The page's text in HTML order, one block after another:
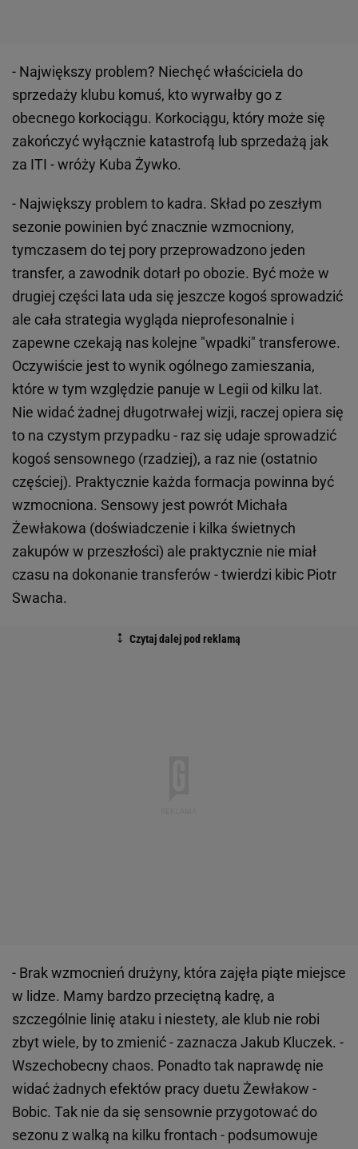
- Największy problem? Niechęć właściciela do
sprzedaży klubu komuś, kto wyrwałby go z
obecnego korkociągu. Korkociągu, który może się
zakończyć wyłącznie katastrofą lub sprzedażą jak
za ITI - wróży Kuba Żywko.
- Największy problem to kadra. Skład po zeszłym
sezonie powinien być znacznie wzmocniony,
tymczasem do tej pory przeprowadzono jeden
transfer, a zawodnik dotarł po obozie. Być może w
drugiej części lata uda się jeszcze kogoś sprowadzić
ale cała strategia wygląda nieprofesonalnie i
zapewne czekają nas kolejne "wpadki" transferowe.
Oczywiście jest to wynik ogólnego zamieszania,
które w tym względzie panuje w Legii od kilku lat.
Nie widać żadnej długotrwałej wizji, raczej opiera się
to na czystym przypadku - raz się udaje sprowadzić
kogoś sensownego (rzadziej), a raz nie (ostatnio
częściej). Praktycznie każda formacja powinna być
wzmocniona. Sensowy jest powrót Michała
Żewłakowa (doświadczenie i kilka świetnych
zakupów w przeszłości) ale praktycznie nie miał
czasu na dokonanie transferów - twierdzi kibic Piotr
Swacha.
- Brak wzmocnień drużyny, która zajęła piąte miejsce
w lidze. Mamy bardzo przeciętną kadrę, a
szczególnie linię ataku i niestety, ale klub nie robi
zbyt wiele, by to zmienić - zaznacza Jakub Kluczek. -
Wszechobecny chaos. Ponadto tak naprawdę nie
widać żadnych efektów pracy duetu Żewłakow -
Bobic. Tak nie da się sensownie przygotować do
sezonu z walką na kilku frontach - podsumowuje